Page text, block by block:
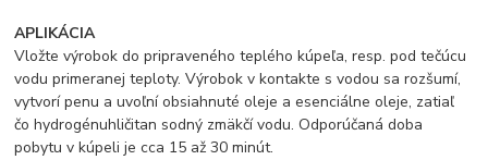
APLIKÁCIA
Vložte výrobok do pripraveného teplého kúpeľa, resp. pod tečúcu
vodu primeranej teploty. Výrobok v kontakte s vodou sa rozšumí,
vytvorí penu a uvoľní obsiahnuté oleje a esenciálne oleje, zatiaľ
čo hydrogénuhličitan sodný zmäkčí vodu. Odporúčaná doba
pobytu v kúpeli je cca 15 až 30 minút.